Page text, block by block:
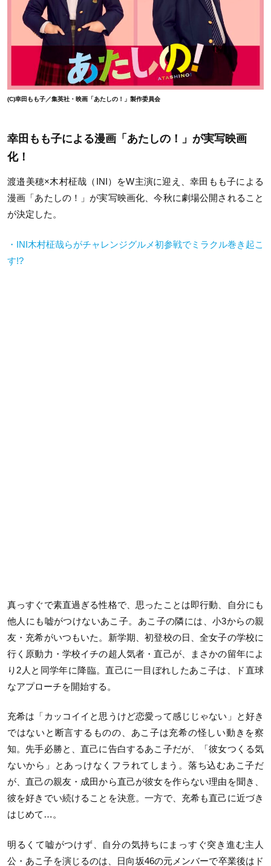
(C)幸田もも子／集英社・映画「あたしの！」製作委員会
幸田もも子による漫画「あたしの！」が実写映画
化！
渡邉美穂×木村柾哉（INI）をW主演に迎え、幸田もも子による
漫画「あたしの！」が実写映画化、今秋に劇場公開されること
が決定した。
・INI木村柾哉らがチャレンジグルメ初参戦でミラクル巻き起こ
す!?
真っすぐで素直過ぎる性格で、思ったことは即行動、自分にも
他人にも嘘がつけないあこ子。あこ子の隣には、小3からの親
友・充希がいつもいた。新学期、初登校の日、全女子の学校に
行く原動力・学校イチの超人気者・直己が、まさかの留年によ
り2人と同学年に降臨。直己に一目ぼれしたあこ子は、ド直球
なアプローチを開始する。
充希は「カッコイイと思うけど恋愛って感じじゃない」と好き
ではないと断言するものの、あこ子は充希の怪しい動きを察
知。先手必勝と、直己に告白するあこ子だが、「彼女つくる気
ないから」とあっけなくフラれてしまう。落ち込むあこ子だ
が、直己の親友・成田から直己が彼女を作らない理由を聞き、
彼を好きでい続けることを決意。一方で、充希も直己に近づき
はじめて…。
明るくて嘘がつけず、自分の気持ちにまっすぐ突き進む主人
公・あこ子を演じるのは、日向坂46の元メンバーで卒業後はド